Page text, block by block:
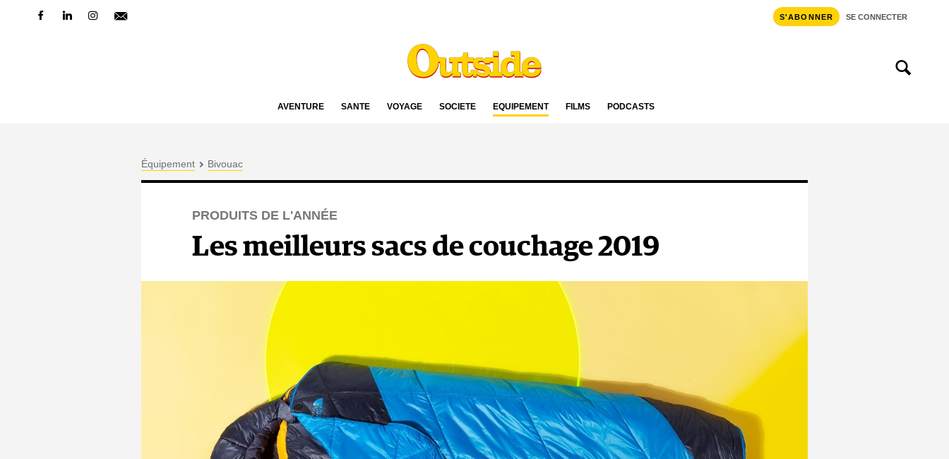
S'ABONNER SE CONNECTER
AVENTURE SANTÉ VOYAGE SOCIÉTÉ ÉQUIPEMENT FILMS PODCASTS
Équipement Bivouac
PRODUITS DE L'ANNÉE
Les meilleurs sacs de couchage 2019